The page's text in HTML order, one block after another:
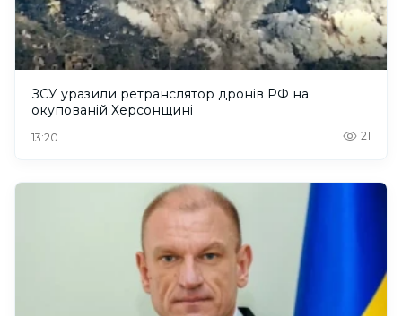
ЗСУ уразили ретранслятор дронів РФ на
окупованій Херсонщині
13:20 21